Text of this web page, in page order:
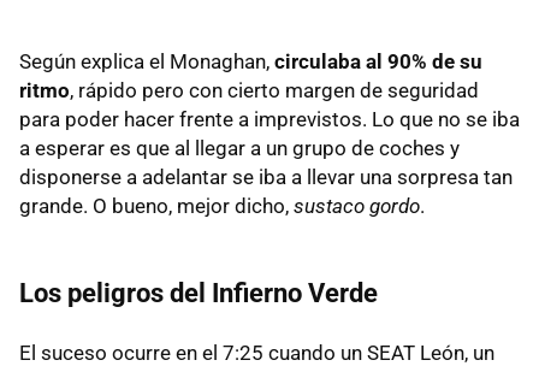
Según explica el Monaghan, circulaba al 90% de su
ritmo, rápido pero con cierto margen de seguridad
para poder hacer frente a imprevistos. Lo que no se iba
a esperar es que al llegar a un grupo de coches y
disponerse a adelantar se iba a llevar una sorpresa tan
grande. O bueno, mejor dicho, sustaco gordo.
Los peligros del Infierno Verde
El suceso ocurre en el 7:25 cuando un SEAT León, un